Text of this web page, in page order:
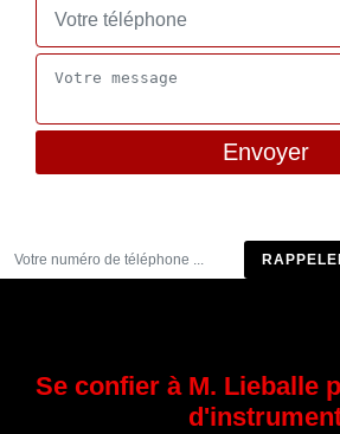
Se confier à M. Lieballe